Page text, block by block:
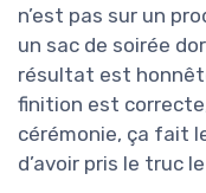
n’est pas sur un
un sac de soirée
résultat est
finition est
cérémonie, ça fait
d’avoir pris le truc